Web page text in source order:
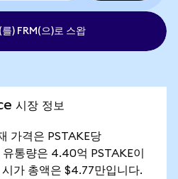
를) FRM(으)로 스왑
시장 정보
가격은 PSTAKE당
통량은 4.40억 PSTAKE이
가 총액은 $4.77만입니다.